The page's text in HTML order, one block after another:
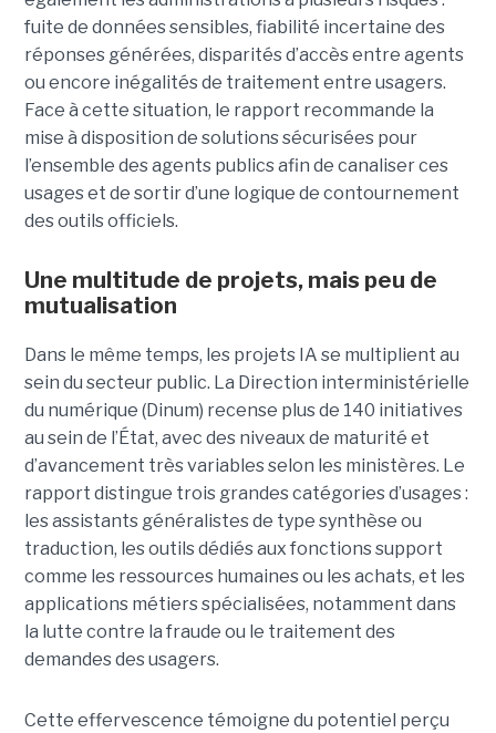
fuite de données sensibles, fiabilité incertaine des
réponses générées, disparités d’accès entre agents
ou encore inégalités de traitement entre usagers.
Face à cette situation, le rapport recommande la
mise à disposition de solutions sécurisées pour
l’ensemble des agents publics afin de canaliser ces
usages et de sortir d’une logique de contournement
des outils officiels.
Une multitude de projets, mais peu de
mutualisation
Dans le même temps, les projets IA se multiplient au
sein du secteur public. La Direction interministérielle
du numérique (Dinum) recense plus de 140 initiatives
au sein de l’État, avec des niveaux de maturité et
d’avancement très variables selon les ministères. Le
rapport distingue trois grandes catégories d’usages :
les assistants généralistes de type synthèse ou
traduction, les outils dédiés aux fonctions support
comme les ressources humaines ou les achats, et les
applications métiers spécialisées, notamment dans
la lutte contre la fraude ou le traitement des
demandes des usagers.
Cette effervescence témoigne du potentiel perçu